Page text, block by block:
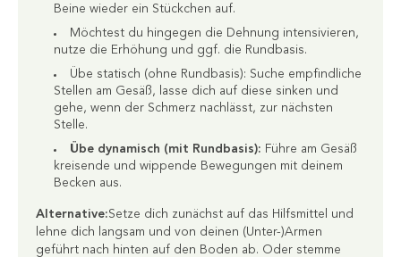
Beine wieder ein Stückchen auf.
Möchtest du hingegen die Dehnung intensivieren,
nutze die Erhöhung und ggf. die Rundbasis.
Übe statisch (ohne Rundbasis): Suche empfindliche
Stellen am Gesäß, lasse dich auf diese sinken und
gehe, wenn der Schmerz nachlässt, zur nächsten
Stelle.
Übe dynamisch (mit Rundbasis): Führe am Gesäß
kreisende und wippende Bewegungen mit deinem
Becken aus.
Alternative:Setze dich zunächst auf das Hilfsmittel und
lehne dich langsam und von deinen (Unter-)Armen
geführt nach hinten auf den Boden ab. Oder stemme